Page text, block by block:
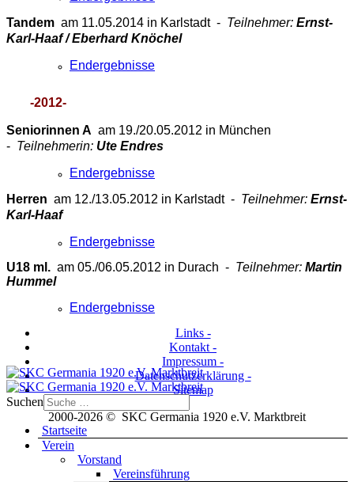
Tandem am 11.05.2014 in Karlstadt - Teilnehmer: Ernst-
Karl-Haaf / Eberhard Knöchel
Endergebnisse
-2012-
Seniorinnen A am 19./20.05.2012 in München
- Teilnehmerin: Ute Endres
Endergebnisse
Herren am 12./13.05.2012 in Karlstadt - Teilnehmer: Ernst-
Karl-Haaf
Endergebnisse
U18 ml. am 05./06.05.2012 in Durach - Teilnehmer: Martin
Hummel
Endergebnisse
Links -
Kontakt -
Impressum -
Datenschutzerklärung -
Sitemap
2000-2026 © SKC Germania 1920 e.V. Marktbreit
Suchen
Startseite
Verein
Vorstand
Vereinsführung